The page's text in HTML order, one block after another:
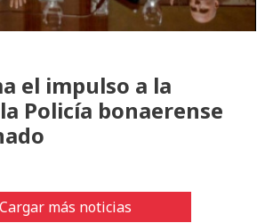
el impulso a la
Policía bonaerense
Cargar más noticias